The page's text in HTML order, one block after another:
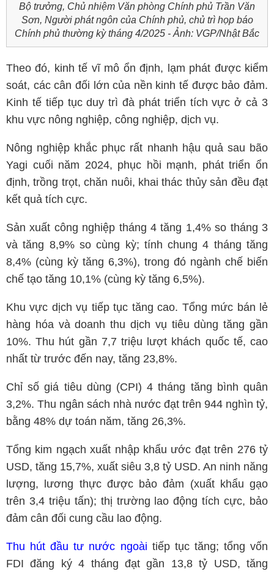
Bộ trưởng, Chủ nhiệm Văn phòng Chính phủ Trần Văn
Sơn, Người phát ngôn của Chính phủ, chủ trì họp báo
Chính phủ thường kỳ tháng 4/2025 - Ảnh: VGP/Nhật Bắc
Theo đó, kinh tế vĩ mô ổn định, lạm phát được kiểm
soát, các cân đối lớn của nền kinh tế được bảo đảm.
Kinh tế tiếp tục duy trì đà phát triển tích vực ở cả 3
khu vực nông nghiệp, công nghiệp, dịch vụ.
Nông nghiệp khắc phục rất nhanh hậu quả sau bão
Yagi cuối năm 2024, phục hồi mạnh, phát triển ổn
định, trồng trọt, chăn nuôi, khai thác thủy sản đều đạt
kết quả tích cực.
Sản xuất công nghiệp tháng 4 tăng 1,4% so tháng 3
và tăng 8,9% so cùng kỳ; tính chung 4 tháng tăng
8,4% (cùng kỳ tăng 6,3%), trong đó ngành chế biến
chế tạo tăng 10,1% (cùng kỳ tăng 6,5%).
Khu vực dịch vụ tiếp tục tăng cao. Tổng mức bán lẻ
hàng hóa và doanh thu dịch vụ tiêu dùng tăng gần
10%. Thu hút gần 7,7 triệu lượt khách quốc tế, cao
nhất từ trước đến nay, tăng 23,8%.
Chỉ số giá tiêu dùng (CPI) 4 tháng tăng bình quân
3,2%. Thu ngân sách nhà nước đạt trên 944 nghìn tỷ,
bằng 48% dự toán năm, tăng 26,3%.
Tổng kim ngạch xuất nhập khẩu ước đạt trên 276 tỷ
USD, tăng 15,7%, xuất siêu 3,8 tỷ USD. An ninh năng
lượng, lương thực được bảo đảm (xuất khẩu gạo
trên 3,4 triệu tấn); thị trường lao động tích cực, bảo
đảm cân đối cung cầu lao động.
Thu hút đầu tư nước ngoài tiếp tục tăng; tổng vốn
FDI đăng ký 4 tháng đạt gần 13,8 tỷ USD, tăng